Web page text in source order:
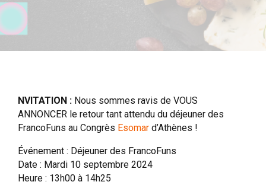
NVITATION : Nous sommes ravis de VOUS
ANNONCER le retour tant attendu du déjeuner des
FrancoFuns au Congrès Esomar d’Athènes !
Événement : Déjeuner des FrancoFuns
Date : Mardi 10 septembre 2024
Heure : 13h00 à 14h25